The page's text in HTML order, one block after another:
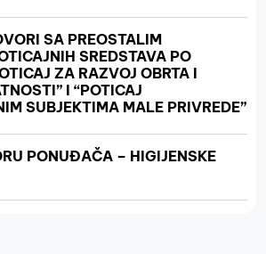
SA PREOSTALIM
SREDSTAVA PO
ZA RAZVOJ OBRTA I
I “POTICAJ
SUBJEKTIMA MALE PRIVREDE”
PONUĐAČA – HIGIJENSKE